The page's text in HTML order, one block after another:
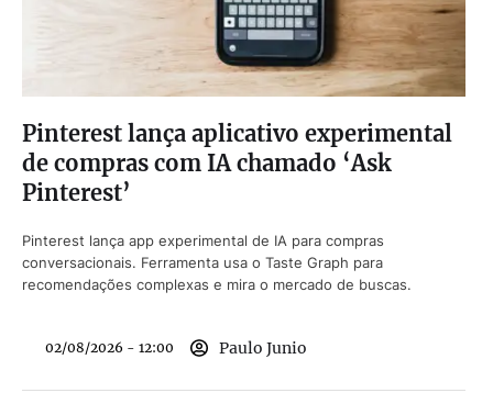
Pinterest lança aplicativo experimental
de compras com IA chamado ‘Ask
Pinterest’
Pinterest lança app experimental de IA para compras
conversacionais. Ferramenta usa o Taste Graph para
recomendações complexas e mira o mercado de buscas.
02/08/2026 - 12:00 Paulo Junio